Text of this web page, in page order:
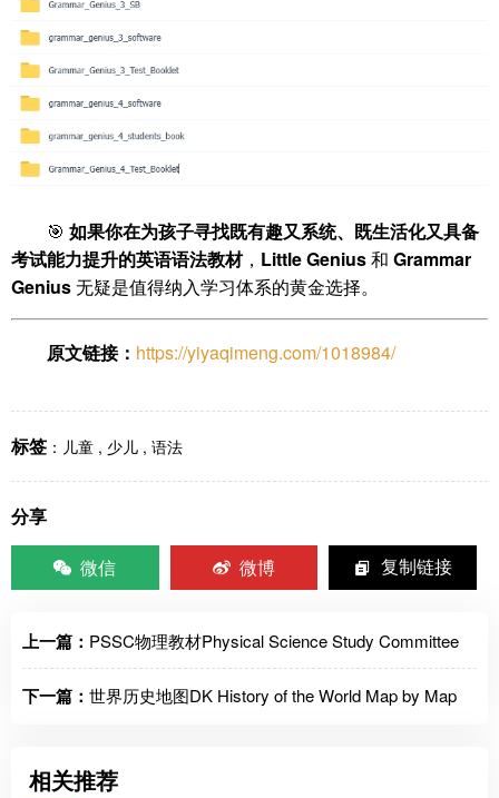
🎯 如果你在为孩子寻找既有趣又系统、既生活化又具备
考试能力提升的英语语法教材， Little Genius和 Grammar
Genius无疑是值得纳入学习体系的黄金选择。
原文链接： https://yiyaqimeng.com/1018984/
标签 ： 儿童 , 少儿 , 语法
分享
微信
微博 复制链接
上一篇： PSSC物理教材Physical Science Study Committee
下一篇： 世界历史地图DK History of the World Map by Map
相关推荐